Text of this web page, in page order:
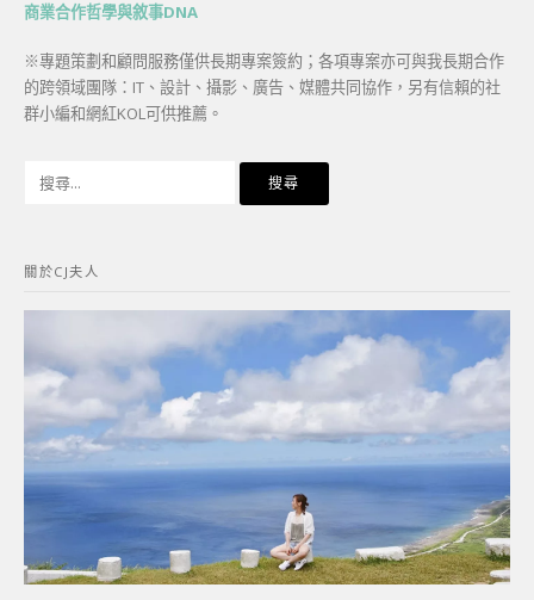
商業合作哲學與敘事DNA
※專題策劃和顧問服務僅供長期專案簽約；各項專案亦可與我長期合作
的跨領域團隊：IT、設計、攝影、廣告、媒體共同協作，另有信賴的社
群小編和網紅KOL可供推薦。
字:
關於CJ夫人